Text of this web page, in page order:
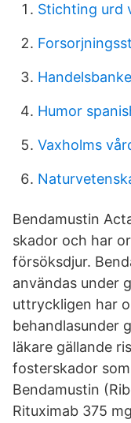
Stichting urd
Humor
Vaxholms
Bendamustin
skador och har
försöksdjur.
användas under
uttryckligen har
behandlasunder
läkare gällande
fosterskador
Bendamustin
Rituximab 375